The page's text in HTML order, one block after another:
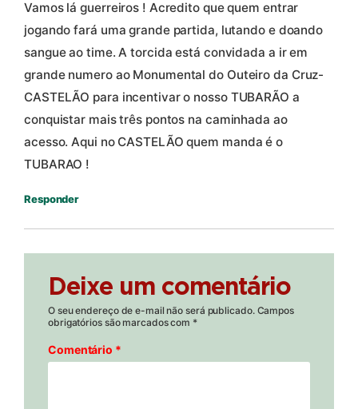
Vamos lá guerreiros ! Acredito que quem entrar
jogando fará uma grande partida, lutando e doando
sangue ao time. A torcida está convidada a ir em
grande numero ao Monumental do Outeiro da Cruz-
CASTELÃO para incentivar o nosso TUBARÃO a
conquistar mais três pontos na caminhada ao
acesso. Aqui no CASTELÃO quem manda é o
TUBARAO !
Responder
Deixe um comentário
O seu endereço de e-mail não será publicado. Campos
obrigatórios são marcados com *
Comentário *